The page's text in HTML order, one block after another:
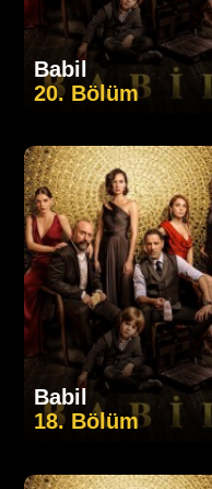
Babil
20. Bölüm
Babil
18. Bölüm